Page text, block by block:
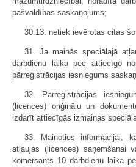
pašvaldības saskaņojums;
30.13. netiek ievērotas citas
31. Ja mainās speciālajā
darbdienu laikā pēc attiecīgo
pārreģistrācijas iesniegums
32. Pārreģistrācijas
(licences) oriģinālu un
izdarīt attiecīgās izmaiņas
33. Mainoties informācijai,
atļaujas (licences) saņemšanai
komersants 10 darbdienu laikā